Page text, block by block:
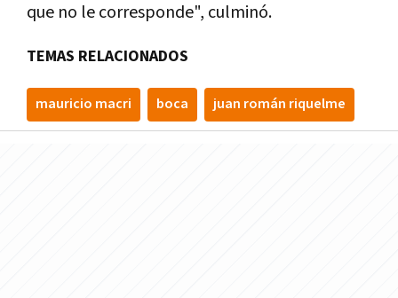
que no le corresponde", culminó.
TEMAS RELACIONADOS
mauricio macri boca juan román riquelme